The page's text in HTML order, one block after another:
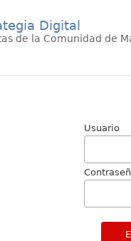
Digital
de la Comunidad de
Usuario